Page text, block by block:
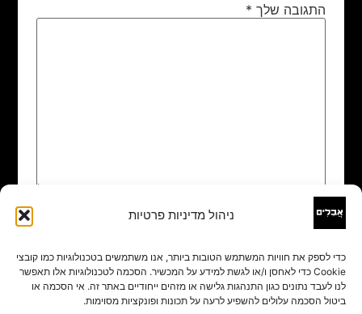
ניהול מדיניות פרטיות
כדי לספק את חוויות המשתמש הטובות ביותר, אנו משתמשים בטכנולוגיות כמו קובצי
Cookie כדי לאחסן ו/או לגשת למידע על המכשיר. הסכמה לטכנולוגיות אלו תאפשר
לנו לעבד נתונים כגון התנהגות גלישה או מזהים ייחודיים באתר זה. אי הסכמה או
ביטול הסכמה עלולים להשפיע לרעה על תכונות ופונקציות מסוימות.
התגובה שלך *
שם
אימייל*